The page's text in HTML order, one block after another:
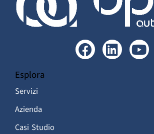
Esplora
Servizi
Azienda
Casi Studio